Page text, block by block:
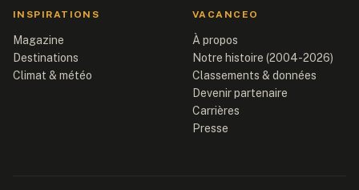
INSPIRATIONS
Magazine
Destinations
Climat & météo
VACANCEO
À propos
Notre histoire (2004-2026)
Classements & données
Devenir partenaire
Carrières
Presse